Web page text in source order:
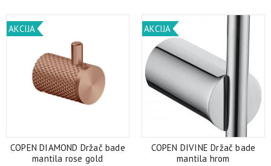
AKCIJA
COPEN DIAMOND Držač bade
mantila rose gold
AKCIJA
COPEN DIVINE Držač bade
mantila hrom